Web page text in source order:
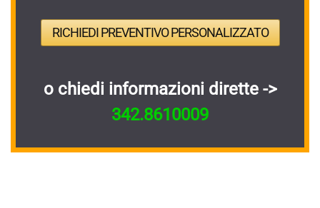
RICHIEDI PREVENTIVO PERSONALIZZATO
o chiedi informazioni dirette ->
342.8610009